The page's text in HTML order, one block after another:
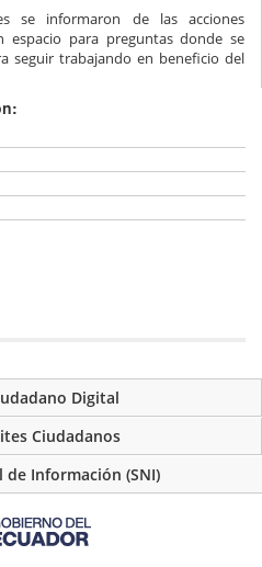
se informaron de las acciones
espacio para preguntas donde se
seguir trabajando en beneficio del
Digital
Ciudadanos
de Información (SNI)